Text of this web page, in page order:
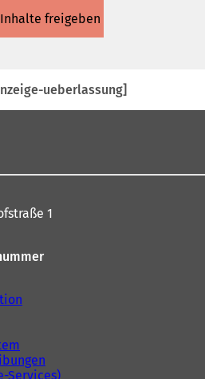
einem
neuen
Inhalte freigeben
ueberlassung]
1
Services)